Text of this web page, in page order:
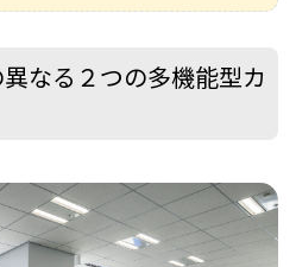
なる２つの多機能型カ